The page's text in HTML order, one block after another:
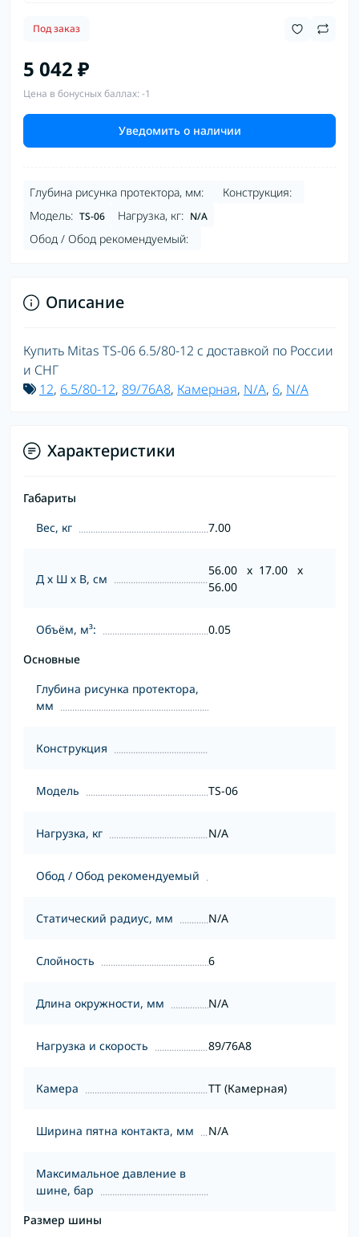
Под заказ
5 042 ₽
Цена в бонусных баллах: -1
Уведомить о наличии
Глубина рисунка протектора, мм:
Конструкция:
Модель: TS-06 Нагрузка, кг: N/A
Обод / Обод рекомендуемый:
Описание
Купить Mitas TS-06 6.5/80-12 с доставкой по России
и СНГ
12, 6.5/80-12, 89/76A8, Камерная, N/A, 6, N/A
Характеристики
Габариты
Вес, кг
7.00
Д х Ш х В, см
56.00 x 17.00 x
56.00
Объём, м³:
0.05
Основные
Глубина рисунка протектора,
мм
Конструкция
Модель TS-06
Нагрузка, кг N/A
Обод / Обод рекомендуемый
Статический радиус, мм N/A
Слойность 6
Длина окружности, мм N/A
Нагрузка и скорость 89/76A8
Камера TT (Камерная)
Ширина пятна контакта, мм N/A
Максимальное давление в
шине, бар
Размер шины